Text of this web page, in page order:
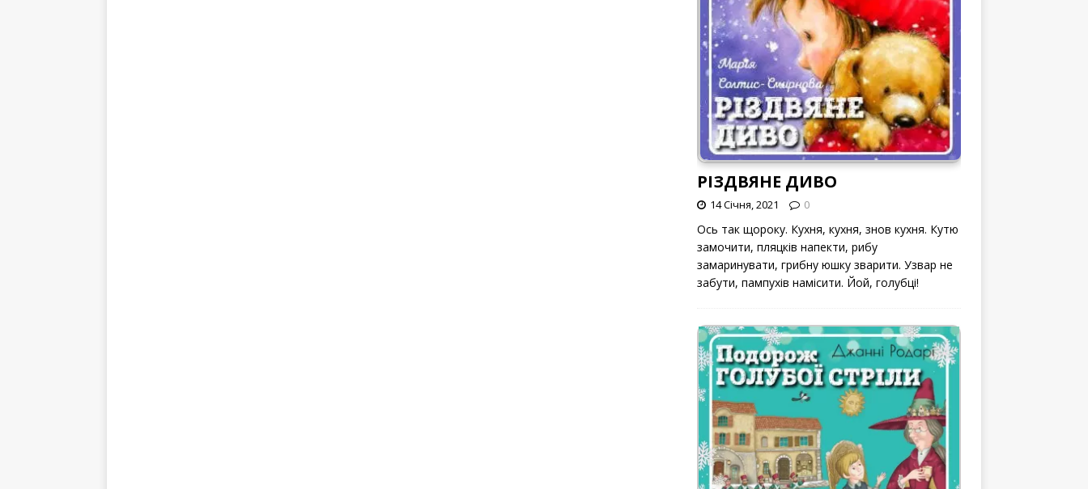
РІЗДВЯНЕ ДИВО
14 Січня, 2021 0
Ось так щороку. Кухня, кухня, знов кухня. Кутю
замочити, пляцків напекти, рибу
замаринувати, грибну юшку зварити. Узвар не
забути, пампухів намісити. Йой, голубці!